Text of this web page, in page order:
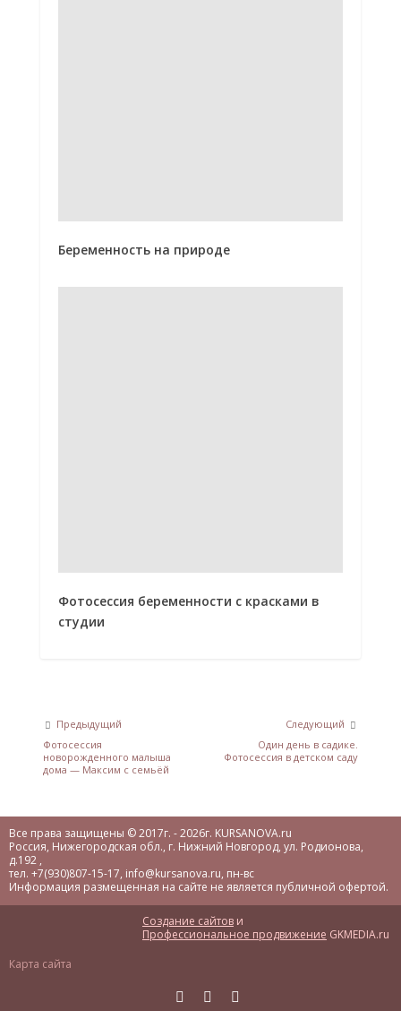
Беременность на природе
Фотосессия беременности с красками в
студии
Предыдущий
Фотосессия
новорожденного малыша
дома — Максим с семьёй
Следующий
Один день в садике.
Фотосессия в детском саду
Все права защищены © 2017г. - 2026г. KURSANOVA.ru
Россия, Нижегородская обл., г. Нижний Новгород, ул. Родионова,
д.192 ,
тел. +7(930)807-15-17, info@kursanova.ru, пн-вс
Информация размещенная на сайте не является публичной офертой.
Создание сайтов и
Профессиональное продвижение GKMEDIA.ru
Карта сайта